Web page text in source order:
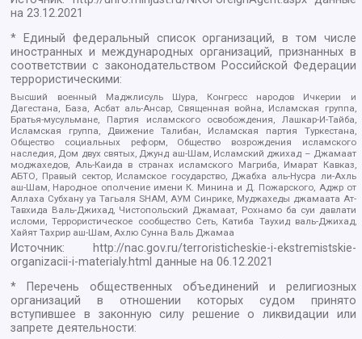
на23.12.2021
* Единый федеральный список организаций, в том числе
иностранных и международных организаций, признанных в
соответствии с законодательством Российской Федерации
террористическими:
Высший военный Маджлисуль Шура, Конгресс народов Ичкерии и
Дагестана, База, Асбат аль-Ансар, Священная война, Исламская группа,
Братья-мусульмане, Партия исламского освобождения, Лашкар-И-Тайба,
Исламская группа, Движение Талибан, Исламская партия Туркестана,
Общество социальных реформ, Общество возрождения исламского
наследия, Дом двух святых, Джунд аш-Шам, Исламский джихад – Джамаат
моджахедов, Аль-Каида в странах исламского Магриба, Имарат Кавказ,
АБТО, Правый сектор, Исламское государство, Джабха аль-Нусра ли-Ахль
аш-Шам, Народное ополчение имени К. Минина и Д. Пожарского, Аджр от
Аллаха Субхану уа Тагьаля SHAM, АУМ Синрике, Муджахеды джамаата Ат-
Тавхида Валь-Джихад, Чистопольский Джамаат, Рохнамо ба суи давлати
исломи, Террористическое сообщество Сеть, Катиба Таухид валь-Джихад,
Хайят Тахрир аш-Шам, Ахлю Сунна Валь Джамаа
Источник:
http://nac.gov.ru/terroristicheskie-i-ekstremistskie-
organizacii-i-materialy.html данные на06.12.2021
* Перечень общественных объединений и религиозных
организаций в отношении которых судом принято
вступившее в законную силу решение о ликвидации или
запрете деятельности: